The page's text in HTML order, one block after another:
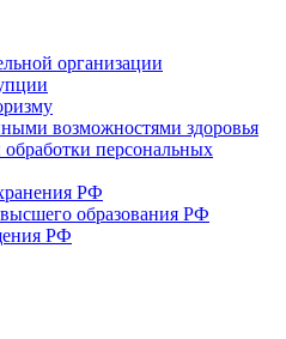
организации
возможностями здоровья
персональных
РФ
образования РФ
РФ